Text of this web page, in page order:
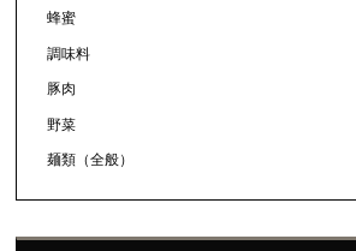
蜂蜜
調味料
豚肉
野菜
麺類（全般）